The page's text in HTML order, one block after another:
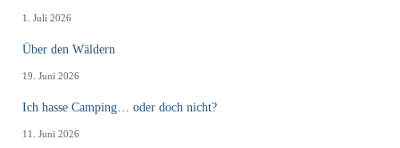
1. Juli 2026
Über den Wäldern
19. Juni 2026
Ich hasse Camping… oder doch nicht?
11. Juni 2026